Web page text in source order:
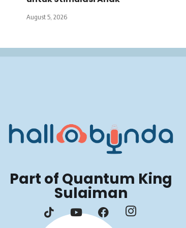
August 5, 2026
Part of Quantum King
Sulaiman